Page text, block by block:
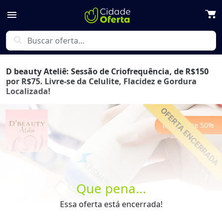
menu
search
Que pena...
Essa oferta está encerrada!
D beauty Ateliê: Sessão de Criofrequência, de R$150
por R$75. Livre-se da Celulite, Flacidez e Gordura
Localizada!
Economize 50%